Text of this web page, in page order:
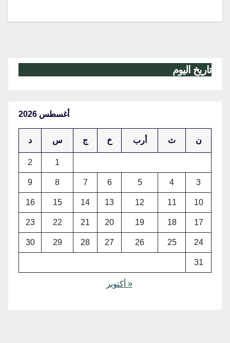
تاريخ اليوم
أغسطس 2026
ن ث أرب خ ج س د
1
2
3
4
5
6
7
8
9
10
11
12
13
14
15
16
17
18
19
20
21
22
23
24
25
26
27
28
29
30
31
« أكتوبر